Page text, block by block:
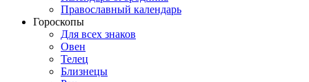
Православный календарь
Гороскопы
Для всех знаков
Овен
Телец
Близнецы